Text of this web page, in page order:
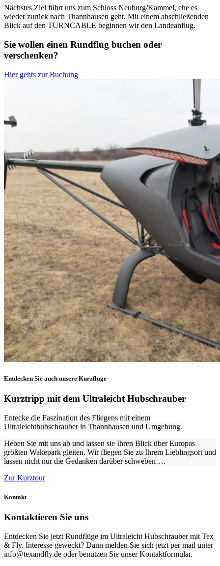
Nächstes Ziel führt uns zum Schloss Neuburg/Kammel, ehe es
wieder zurück nach Thannhausen geht. Mit einem abschließenden
Blick auf den TURNCABLE beginnen wir den Landeanflug.
Sie wollen einen Rundflug buchen oder
verschenken?
Hier gehts zur Buchung
Entdecken Sie auch unsere Kurzflüge
Kurztripp mit dem Ultraleicht Hubschrauber
Entecke die Faszination des Fliegens mit einem
Ultraleichthubschrauber in Thannhausen und Umgebung.
Heben Sie mit uns ab und lassen sie Ihren Blick über Europas
größten Wakepark gleiten. Wir fliegen Sie zu Ihrem Lieblingsort und
lassen nicht nur die Gedanken darüber schweben….
Zur Kurztour
Kontakt
Kontaktieren Sie uns
Entdecken Sie jetzt Rundflüge im Ultraleicht Hubschrauber mit Tex
& Fly. Interesse geweckt? Dann melden Sie sich jetzt per mail unter
info@texandfly.de oder benutzen Sie unser Kontaktformular.